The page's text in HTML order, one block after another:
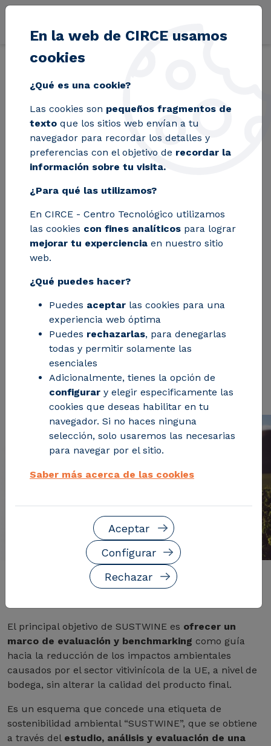
Pasar al contenido principal
Soluciones
SUSTWINE:
Certificación
sostenible sector
vitivinícola
SUSTWINE es un sello que índica la
sostenibilidad de la bodega en el proceso de
producción del vino durante toda la cadena
de elaboración. Las bodegas avaladas por el
producción por encima de la media en
términos de sostenibilidad y la calidad de su
vino sigue siendo excelente.
Solicita información
Descripción del servicio
El principal objetivo de SUSTWINE es ofrecer un
marco de evaluación y benchmarking como guía
hacia la reducción de los impactos ambientales
causados por el sector vitivinícola de la UE, a nivel de
bodega, sin alterar la calidad del producto final.
Es un esquema que concede una etiqueta de
sostenibilidad ambiental “SUSTWINE”, que se obtiene
a través del estudio, análisis y evaluación de una
En la web de CIRCE usamos
cookies
¿Qué es una cookie?
Las cookies son pequeños fragmentos de
texto que los sitios web envían a tu
navegador para recordar los detalles y
preferencias con el objetivo de recordar la
información sobre tu visita.
¿Para qué las utilizamos?
En CIRCE - Centro Tecnológico utilizamos
las cookies con fines analíticos para lograr
mejorar tu experciencia en nuestro sitio
web.
¿Qué puedes hacer?
Puedes aceptar las cookies para una
experiencia web óptima
Puedes rechazarlas, para denegarlas
todas y permitir solamente las
esenciales
Adicionalmente, tienes la opción de
configurar y elegir especificamente las
cookies que deseas habilitar en tu
navegador. Si no haces ninguna
selección, solo usaremos las necesarias
para navegar por el sitio.
Saber más acerca de las cookies
Rechazar
Configurar
Aceptar